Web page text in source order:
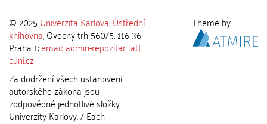
© 2025 Univerzita Karlova,Ústřední
knihovna, Ovocný trh 560/5, 116 36
Praha 1;email: admin-repozitar [at]
cuni.cz
Za dodržení všech ustanovení
autorského zákona jsou
zodpovědné jednotlivé složky
Univerzity Karlovy. / Each
Theme by